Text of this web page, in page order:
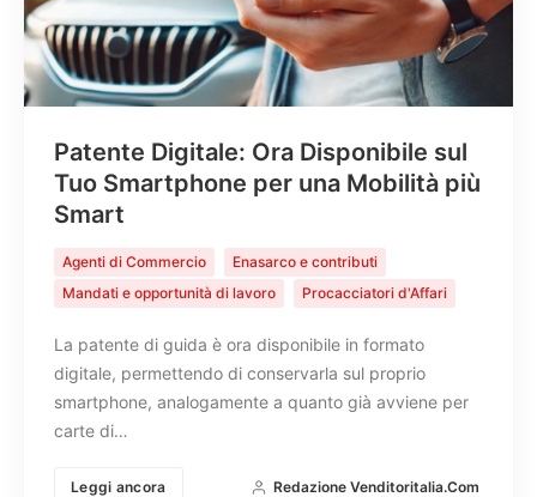
Patente Digitale: Ora Disponibile sul
Tuo Smartphone per una Mobilità più
Smart
Agenti di Commercio
Enasarco e contributi
Mandati e opportunità di lavoro
Procacciatori d'Affari
La patente di guida è ora disponibile in formato
digitale, permettendo di conservarla sul proprio
smartphone, analogamente a quanto già avviene per
carte di…
Leggi ancora Redazione Venditoritalia.com